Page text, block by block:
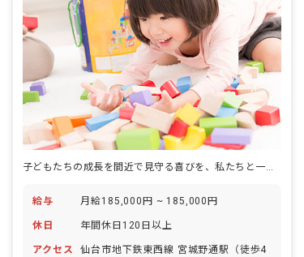
子どもたちの成長を間近で見守る喜びを、私たちと一緒に分かち合いましょう！
給与 月給185,000円 ~ 185,000円
休日 年間休日120日以上
アクセス
仙台市地下鉄東西線 宮城野通駅（徒歩4